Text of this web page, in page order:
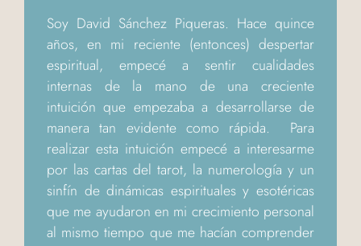
Soy David Sánchez Piqueras. Hace quince
años, en mi reciente (entonces) despertar
espiritual, empecé a sentir cualidades
internas de la mano de una creciente
intuición que empezaba a desarrollarse de
manera tan evidente como rápida. Para
realizar esta intuición empecé a interesarme
por las cartas del tarot, la numerología y un
sinfín de dinámicas espirituales y esotéricas
que me ayudaron en mi crecimiento personal
al mismo tiempo que me hacían comprender